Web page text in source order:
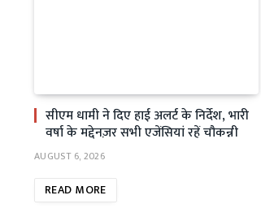
सीएम धामी ने दिए हाई अलर्ट के निर्देश, भारी
वर्षा के मद्देनज़र सभी एजेंसियां रहें चौकन्नी
AUGUST 6, 2026
READ MORE